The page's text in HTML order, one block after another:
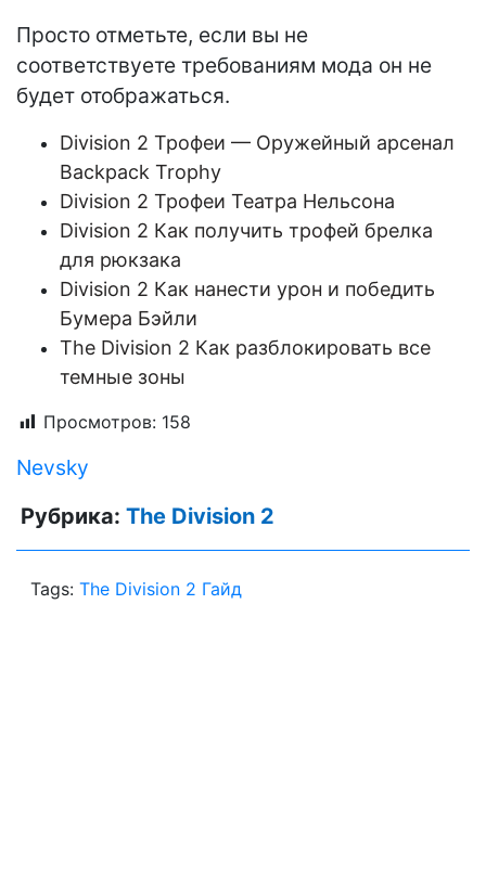
Просто отметьте, если вы не
соответствуете требованиям мода он не
будет отображаться.
Division 2 Трофеи — Оружейный арсенал
Backpack Trophy
Division 2 Трофеи Театра Нельсона
Division 2 Как получить трофей брелка
для рюкзака
Division 2 Как нанести урон и победить
Бумера Бэйли
The Division 2 Как разблокировать все
темные зоны
Просмотров: 158
Nevsky
Рубрика: The Division 2
Tags: The Division 2 Гайд